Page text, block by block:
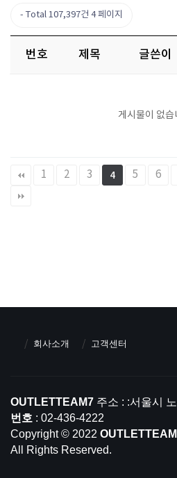
Total 107,397건 4 페이지
번호 제목 글쓴이
게시물이 없습
1 2 3 4 5 6
회사소개 고객센터
OUTLETTEAM7 주소 : :서울시
번호 : 02-436-4222
Copyright © 2022
All Rights Reserved.